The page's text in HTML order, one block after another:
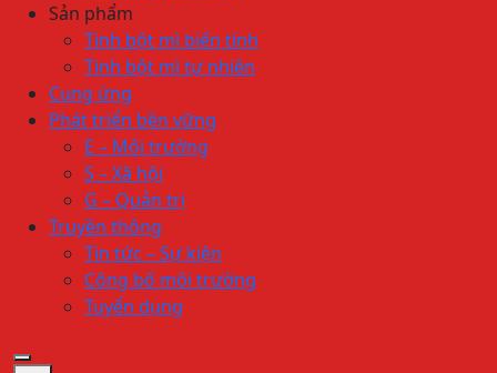
Sản phẩm
Tinh bột mì biến tính
Tinh bột mì tự nhiên
Cung ứng
Phát triển bền vững
E – Môi trường
S – Xã hội
G – Quản trị
Truyền thông
Tin tức – Sự kiện
Công bố môi trường
Tuyển dụng